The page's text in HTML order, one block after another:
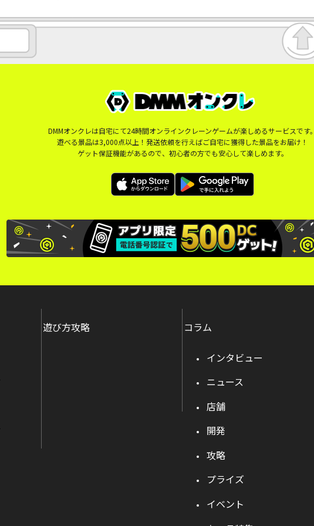
DMMオンクレは自宅にて24時間オンラインクレーンゲームが楽しめるサービスです
遊べる景品は3,000点以上！発送依頼を行えばご自宅に獲得した景品をお届け！
ゲット保証機能があるので、初心者の方でも安心して楽しめます。
遊び方攻略 コラム
インタビュー
ニュース
店舗
開発
攻略
プライズ
イベント